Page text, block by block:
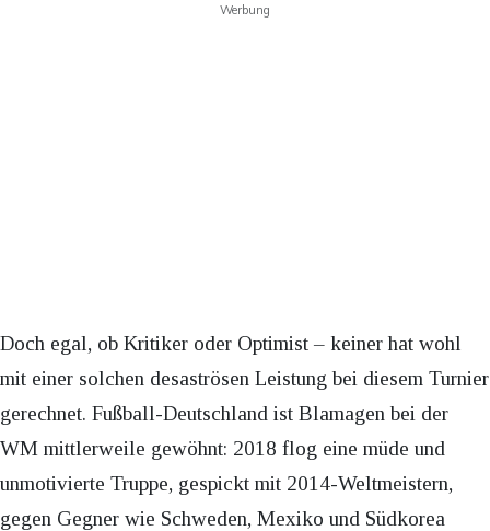
Werbung
Doch egal, ob Kritiker oder Optimist – keiner hat wohl
mit einer solchen desaströsen Leistung bei diesem Turnier
gerechnet. Fußball-Deutschland ist Blamagen bei der
WM mittlerweile gewöhnt: 2018 flog eine müde und
unmotivierte Truppe, gespickt mit 2014-Weltmeistern,
gegen Gegner wie Schweden, Mexiko und Südkorea